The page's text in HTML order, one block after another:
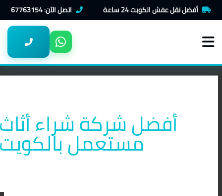
أفضل نقل عفش الكويت 24 ساعة اتصل الآن: 67763154
تخطي
إلى
أفضل شركة شراء
مستعمل
شراء
اثاث
بالكويت